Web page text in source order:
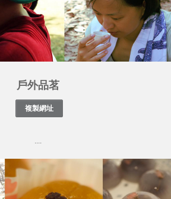
戶外品茗
....